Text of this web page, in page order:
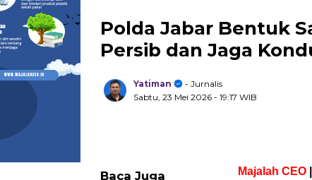
Polda Jabar Bentuk
Persib dan Jaga
Yatiman
- Jurnalis
Sabtu, 23 Mei 2026 - 19:17 WIB
Majalah CEO
Baca Juga